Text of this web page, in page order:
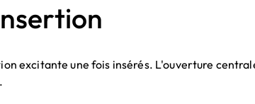
excitante une fois insérés. L'ouverture